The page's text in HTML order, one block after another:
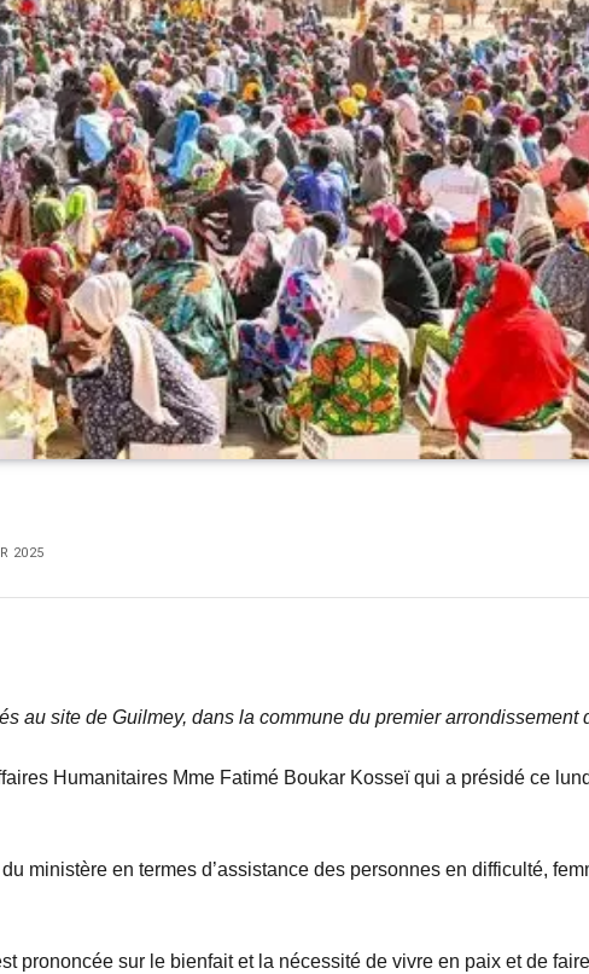
2025
au site de Guilmey, dans la commune du premier arrondissement
Humanitaires Mme Fatimé Boukar Kosseï qui a présidé ce
ministère en termes d’assistance des personnes en difficulté,
prononcée sur le bienfait et la nécessité de vivre en paix et de